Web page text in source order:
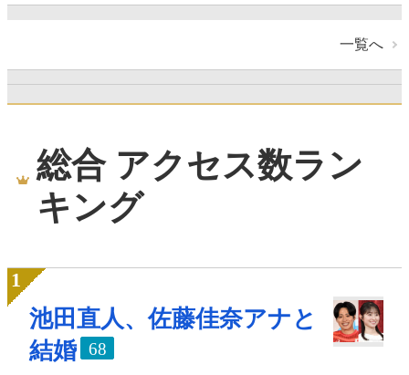
一覧へ
総合 アクセス数ラン
キング
池田直人、佐藤佳奈アナと
結婚
68